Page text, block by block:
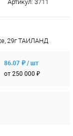
Артикул: 3711
29г ТАИЛАНД
86.07 ₽ / шт
от 250 000 ₽